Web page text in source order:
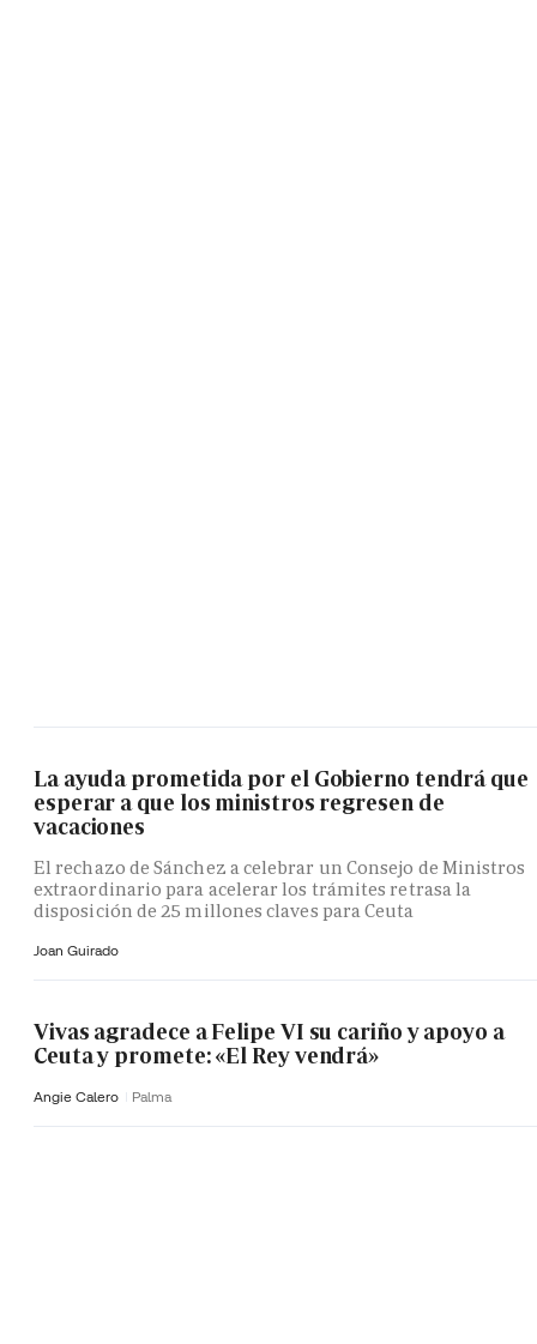
La ayuda prometida por el Gobierno tendrá que
esperar a que los ministros regresen de
vacaciones
El rechazo de Sánchez a celebrar un Consejo de Ministros
extraordinario para acelerar los trámites retrasa la
disposición de 25 millones claves para Ceuta
Joan Guirado
Vivas agradece a Felipe VI su cariño y apoyo a
Ceuta y promete: «El Rey vendrá»
Angie Calero Palma